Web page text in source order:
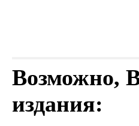
Возможно,
издания: